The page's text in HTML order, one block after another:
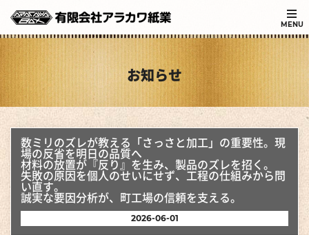
MENU
お知らせ
数ミリのズレが教える「さっさと加工」の重要性。現
場の反省を明日の品質へ
材料の放置が『反り』を生み、製品のズレを招く。
失敗の原因を個人のせいにせず、工程の仕組みから問
い直す。
誠実な要因分析が、町工場の信頼を支える。
2026-06-01